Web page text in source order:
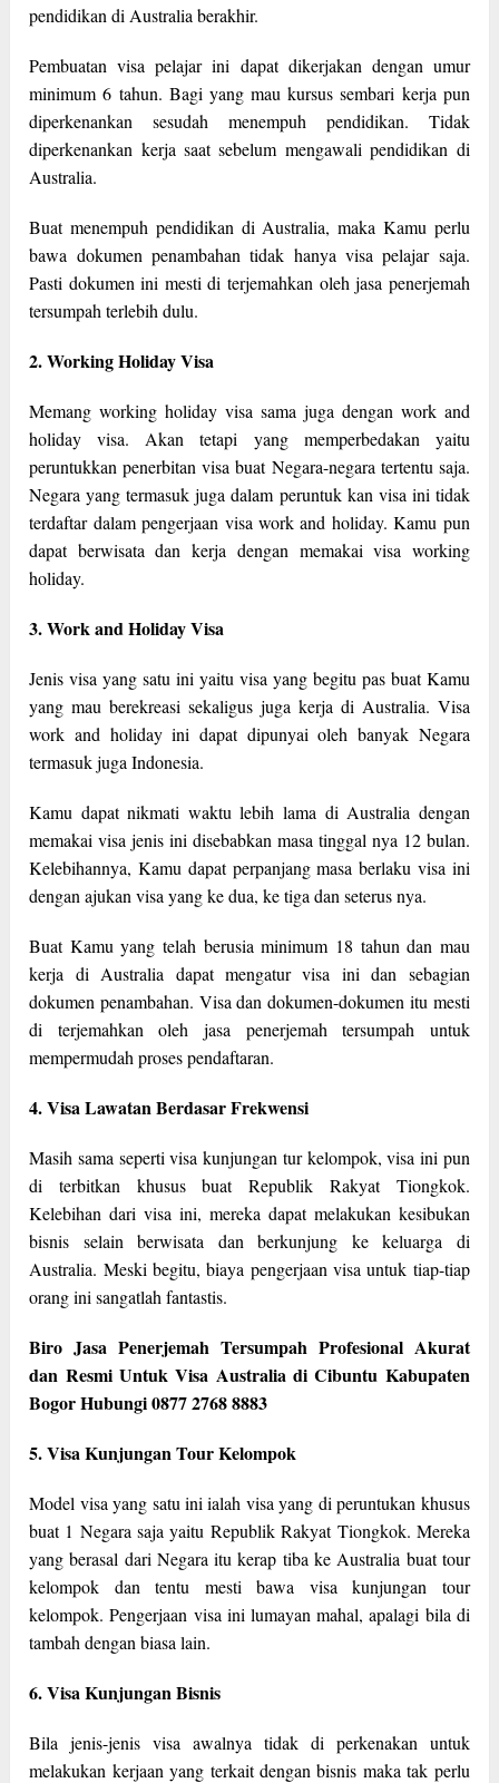
pendidikan di Australia berakhir.
Pembuatan visa pelajar ini dapat dikerjakan dengan umur
minimum 6 tahun. Bagi yang mau kursus sembari kerja pun
diperkenankan sesudah menempuh pendidikan. Tidak
diperkenankan kerja saat sebelum mengawali pendidikan di
Australia.
Buat menempuh pendidikan di Australia, maka Kamu perlu
bawa dokumen penambahan tidak hanya visa pelajar saja.
Pasti dokumen ini mesti di terjemahkan oleh jasa penerjemah
tersumpah terlebih dulu.
2. Working Holiday Visa
Memang working holiday visa sama juga dengan work and
holiday visa. Akan tetapi yang memperbedakan yaitu
peruntukkan penerbitan visa buat Negara-negara tertentu saja.
Negara yang termasuk juga dalam peruntuk kan visa ini tidak
terdaftar dalam pengerjaan visa work and holiday. Kamu pun
dapat berwisata dan kerja dengan memakai visa working
holiday.
3. Work and Holiday Visa
Jenis visa yang satu ini yaitu visa yang begitu pas buat Kamu
yang mau berekreasi sekaligus juga kerja di Australia. Visa
work and holiday ini dapat dipunyai oleh banyak Negara
termasuk juga Indonesia.
Kamu dapat nikmati waktu lebih lama di Australia dengan
memakai visa jenis ini disebabkan masa tinggal nya 12 bulan.
Kelebihannya, Kamu dapat perpanjang masa berlaku visa ini
dengan ajukan visa yang ke dua, ke tiga dan seterus nya.
Buat Kamu yang telah berusia minimum 18 tahun dan mau
kerja di Australia dapat mengatur visa ini dan sebagian
dokumen penambahan. Visa dan dokumen-dokumen itu mesti
di terjemahkan oleh jasa penerjemah tersumpah untuk
mempermudah proses pendaftaran.
4. Visa Lawatan Berdasar Frekwensi
Masih sama seperti visa kunjungan tur kelompok, visa ini pun
di terbitkan khusus buat Republik Rakyat Tiongkok.
Kelebihan dari visa ini, mereka dapat melakukan kesibukan
bisnis selain berwisata dan berkunjung ke keluarga di
Australia. Meski begitu, biaya pengerjaan visa untuk tiap-tiap
orang ini sangatlah fantastis.
Biro Jasa Penerjemah Tersumpah Profesional Akurat
dan Resmi Untuk Visa Australia di Cibuntu Kabupaten
Bogor Hubungi 0877 2768 8883
5. Visa Kunjungan Tour Kelompok
Model visa yang satu ini ialah visa yang di peruntukan khusus
buat 1 Negara saja yaitu Republik Rakyat Tiongkok. Mereka
yang berasal dari Negara itu kerap tiba ke Australia buat tour
kelompok dan tentu mesti bawa visa kunjungan tour
kelompok. Pengerjaan visa ini lumayan mahal, apalagi bila di
tambah dengan biasa lain.
6. Visa Kunjungan Bisnis
Bila jenis-jenis visa awalnya tidak di perkenakan untuk
melakukan kerjaan yang terkait dengan bisnis maka tak perlu